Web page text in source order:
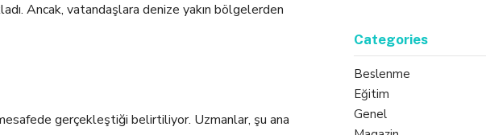
Ancak, vatandaşlara denize yakın bölgelerden
gerçekleştiği belirtiliyor. Uzmanlar, şu ana
Categories
Beslenme
Eğitim
Genel